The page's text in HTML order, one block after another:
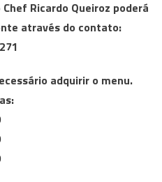
Ricardo Queiroz poderá
através do contato:
adquirir o menu.